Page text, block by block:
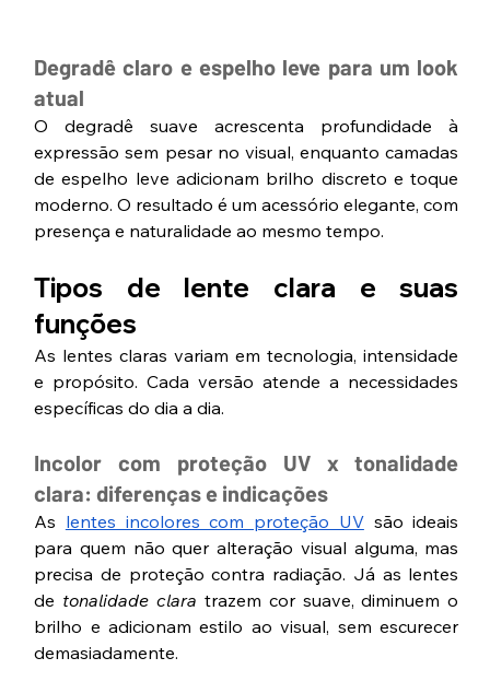
Degradê claro e espelho leve para um look
atual
O degradê suave acrescenta profundidade à
expressão sem pesar no visual, enquanto camadas
de espelho leve adicionam brilho discreto e toque
moderno. O resultado é um acessório elegante, com
presença e naturalidade ao mesmo tempo.
Tipos de lente clara e suas
funções
As lentes claras variam em tecnologia, intensidade
e propósito. Cada versão atende a necessidades
específicas do dia a dia.
Incolor com proteção UV x tonalidade
clara: diferenças e indicações
As lentes incolores com proteção UV são ideais
para quem não quer alteração visual alguma, mas
precisa de proteção contra radiação. Já as lentes
de tonalidade clara trazem cor suave, diminuem o
brilho e adicionam estilo ao visual, sem escurecer
demasiadamente.